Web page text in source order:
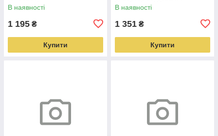
В наявності
1 195 ₴
Купити
картриджний AQUATICA
(9739220)
В наявності
1 351 ₴
Купити